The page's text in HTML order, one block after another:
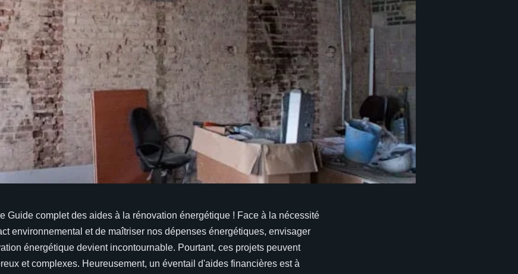
Guide complet des aides à la rénovation énergétique ! Face à la nécessité
environnemental et de maîtriser nos dépenses énergétiques, envisager
énergétique devient incontournable. Pourtant, ces projets peuvent
et complexes. Heureusement, un éventail d'aides financières est à